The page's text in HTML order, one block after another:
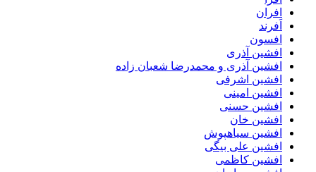
افران
اَفرند
افسون
افشین آذری
افشین آذری و محمدرضا شعبان زاده
افشین اشرفی
افشین امینی
افشین حسنی
افشین خان
افشین سیاهپوش
افشین علی بیگی
افشین کاظمی